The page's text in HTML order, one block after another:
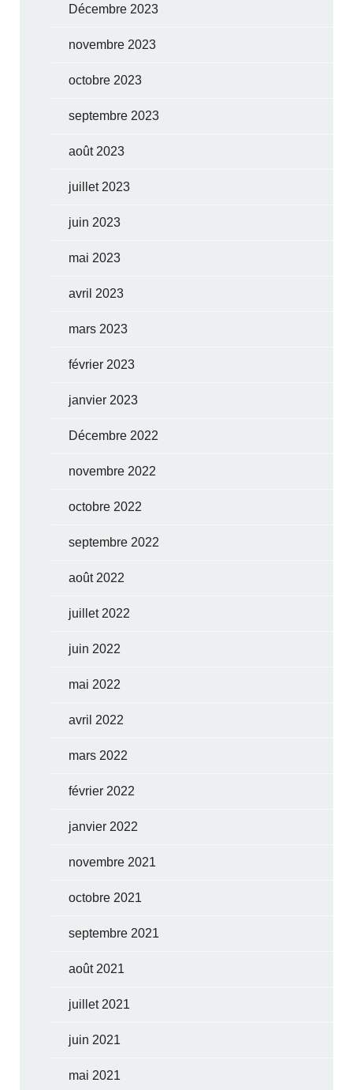
Décembre 2023
novembre 2023
octobre 2023
septembre 2023
août 2023
juillet 2023
juin 2023
mai 2023
avril 2023
mars 2023
février 2023
janvier 2023
Décembre 2022
novembre 2022
octobre 2022
septembre 2022
août 2022
juillet 2022
juin 2022
mai 2022
avril 2022
mars 2022
février 2022
janvier 2022
novembre 2021
octobre 2021
septembre 2021
août 2021
juillet 2021
juin 2021
mai 2021